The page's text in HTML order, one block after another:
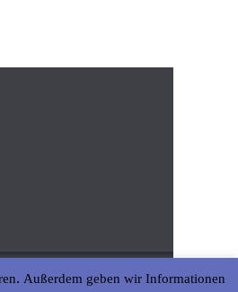
Außerdem geben wir Informationen